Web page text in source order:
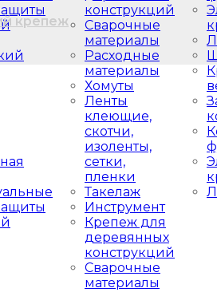
конструкций
Сварочные
материалы
Расходные
материалы
Хомуты
Ленты
клеющие,
скотчи,
изоленты,
сетки,
пленки
Такелаж
Инструмент
Крепеж для
деревянных
конструкций
Сварочные
материалы
крепеж